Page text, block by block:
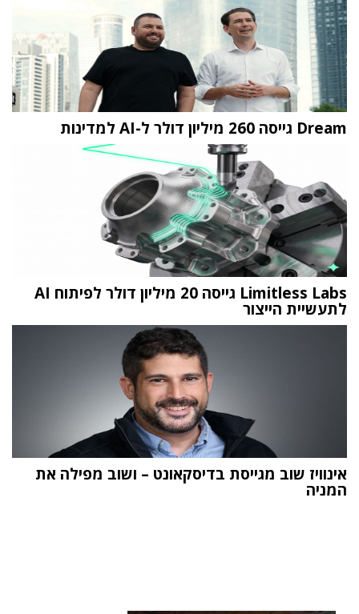
Dream גייסה 260 מיליון דולר ל-AI למדינות
Limitless Labs גייסה 20 מיליון דולר לפיתוח AI
לתעשיית הייצור
אינוויז שוב מגייסת בדיסקאונט – ושוב מפילה את
המניה